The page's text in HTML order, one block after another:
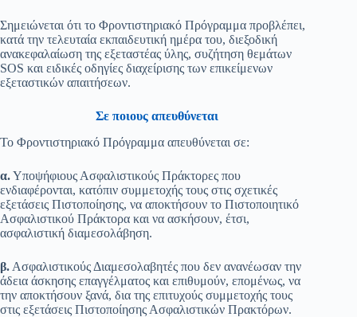
Σημειώνεται ότι το Φροντιστηριακό Πρόγραμμα προβλέπει,
κατά την τελευταία εκπαιδευτική ημέρα του, διεξοδική
ανακεφαλαίωση της εξεταστέας ύλης, συζήτηση θεμάτων
SOS και ειδικές οδηγίες διαχείρισης των επικείμενων
εξεταστικών απαιτήσεων.
Σε ποιους απευθύνεται
Το Φροντιστηριακό Πρόγραμμα απευθύνεται σε:
α.Υποψήφιους Ασφαλιστικούς Πράκτορες που
ενδιαφέρονται, κατόπιν συμμετοχής τους στις σχετικές
εξετάσεις Πιστοποίησης, να αποκτήσουν το Πιστοποιητικό
Ασφαλιστικού Πράκτορα και να ασκήσουν, έτσι,
ασφαλιστική διαμεσολάβηση.
β. Ασφαλιστικούς Διαμεσολαβητές που δεν ανανέωσαν την
άδεια άσκησης επαγγέλματος και επιθυμούν, επομένως, να
την αποκτήσουν ξανά, δια της επιτυχούς συμμετοχής τους
στις εξετάσεις Πιστοποίησης Ασφαλιστικών Πρακτόρων.